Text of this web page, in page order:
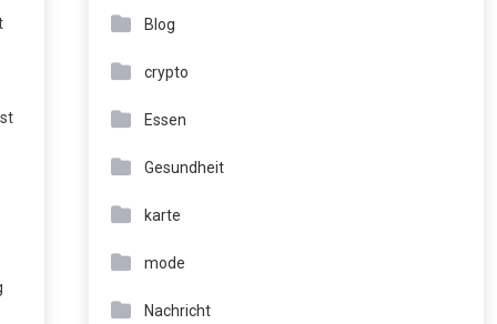
Blog
crypto
Essen
Gesundheit
karte
mode
Nachricht